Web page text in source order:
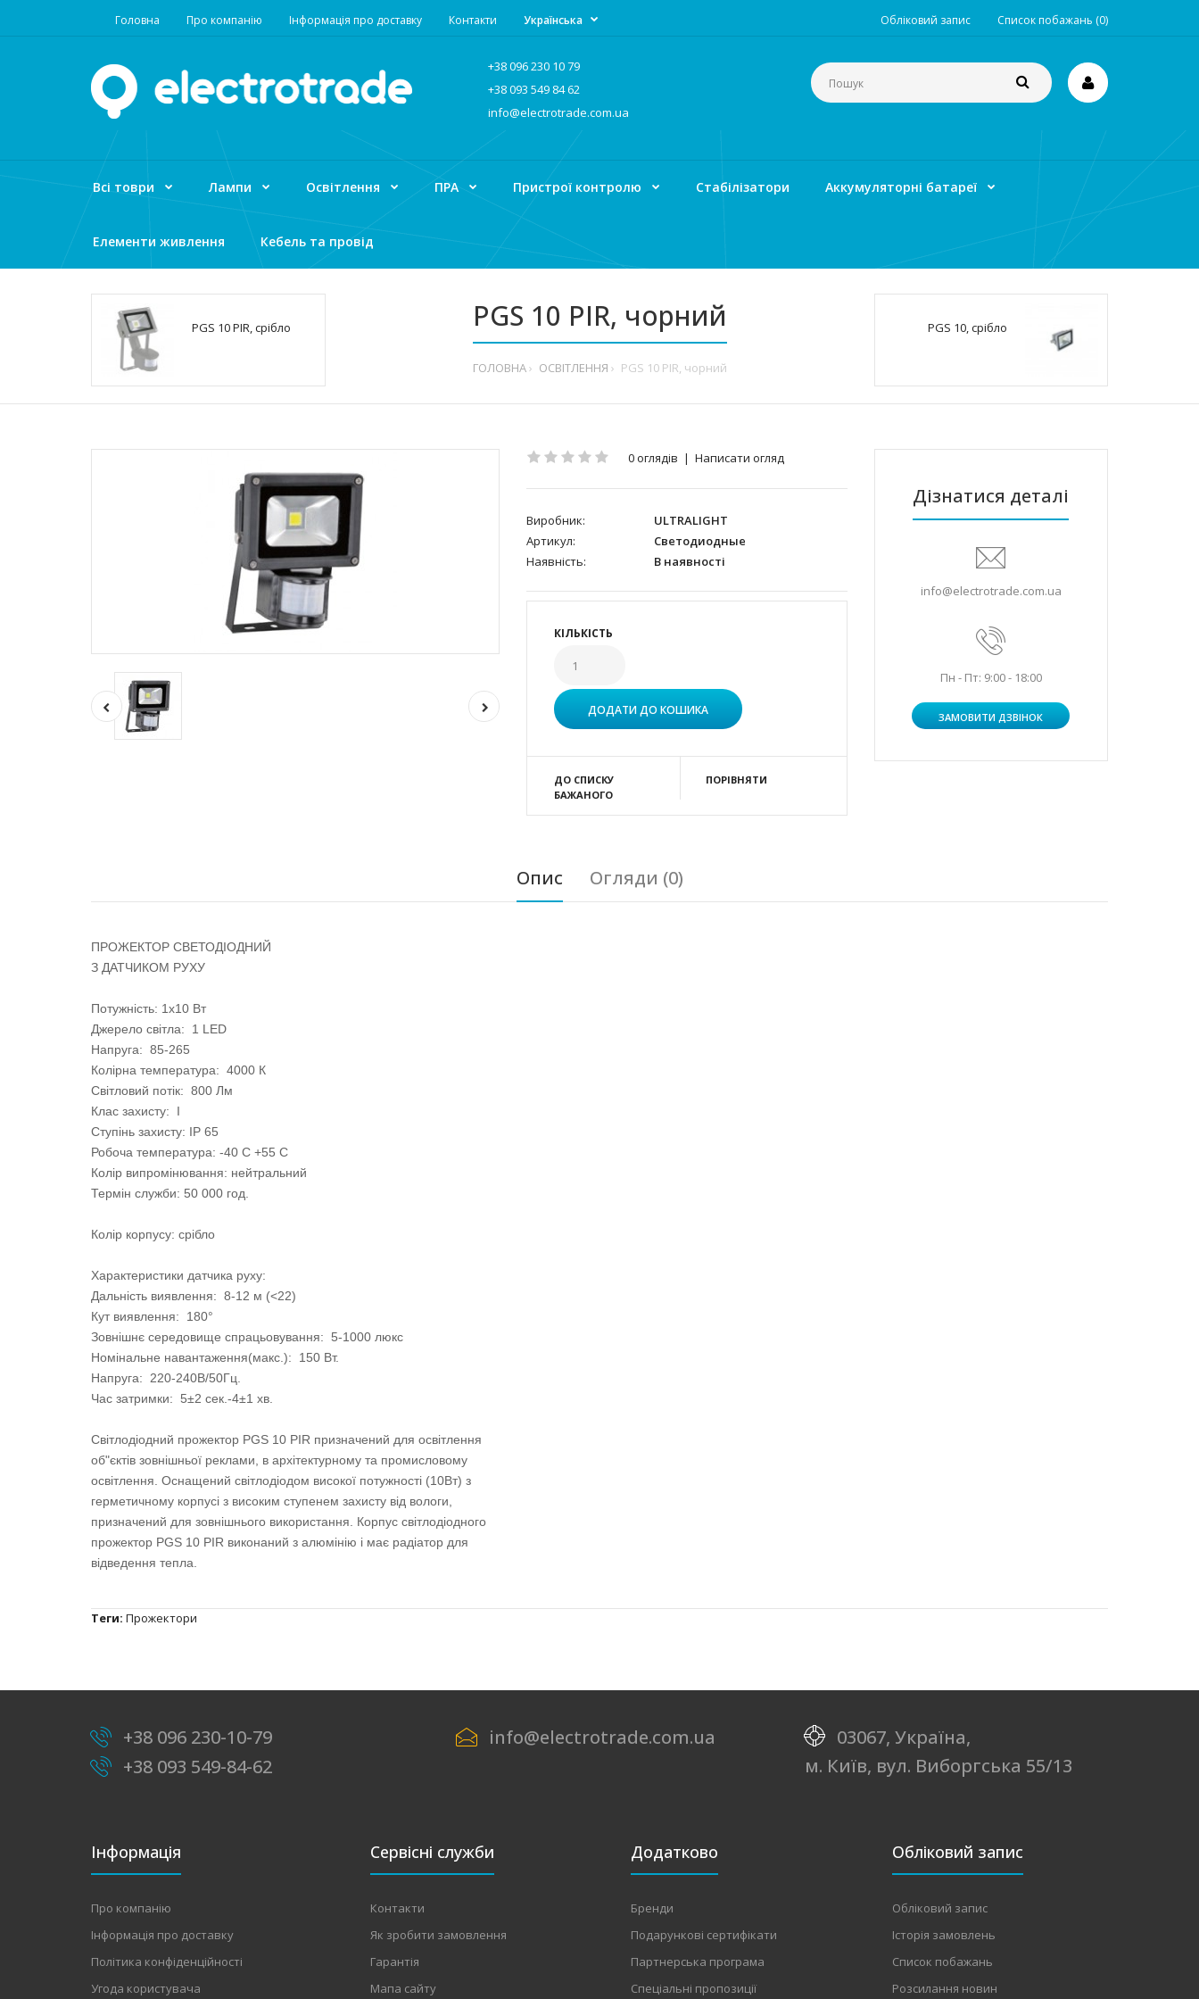
Головна Про компанію Інформація про доставку Контакти Обліковий запис Список побажань (0)
Українська
+38 096 230 10 79
+38 093 549 84 62
info@electrotrade.com.ua
Всі товри Лампи Освітлення ПРА Пристрої контролю Стабілізатори Аккумуляторні батареї
Елементи живлення Кебель та провід
PGS 10 PIR, срібло PGS 10 PIR, чорний
ГОЛОВНА ОСВІТЛЕННЯ PGS 10 PIR, чорний
PGS 10, срібло
0 оглядів | Написати огляд
Виробник:
ULTRALIGHT
Артикул:
Светодиодные
Наявність:
В наявності
КІЛЬКІСТЬ
ДО СПИСКУ
БАЖАНОГО
ПОРІВНЯТИ
Дізнатися деталі
info@electrotrade.com.ua
Пн - Пт: 9:00 - 18:00
ЗАМОВИТИ ДЗВІНОК
Опис Огляди (0)
ПРОЖЕКТОР СВЕТОДІОДНИЙ
З ДАТЧИКОМ РУХУ
Потужність: 1х10 Вт
Джерело світла: 1 LED
Напруга: 85-265
Колірна температура: 4000 К
Світловий потік: 800 Лм
Клас захисту: I
Ступінь захисту: IP 65
Робоча температура: -40 С +55 С
Колір випромінювання: нейтральний
Термін служби: 50 000 год.
Колір корпусу: срібло
Характеристики датчика руху:
Дальність виявлення: 8-12 м (<22)
Кут виявлення: 180°
Зовнішнє середовище спрацьовування: 5-1000 люкс
Номінальне навантаження(макс.): 150 Вт.
Напруга: 220-240В/50Гц.
Час затримки: 5±2 сек.-4±1 хв.
Світлодіодний прожектор PGS 10 PIR призначений для освітлення
об"єктів зовнішньої реклами, в архітектурному та промисловому
освітлення. Оснащений світлодіодом високої потужності (10Вт) з
герметичному корпусі з високим ступенем захисту від вологи,
призначений для зовнішнього використання. Корпус світлодіодного
прожектор PGS 10 PIR виконаний з алюмінію і має радіатор для
відведення тепла.
Теги: Прожектори
+38 096 230-10-79
+38 093 549-84-62
info@electrotrade.com.ua
03067, Україна,
м. Київ, вул. Виборгська 55/13
Інформація
Про компанію
Інформація про доставку
Політика конфіденційності
Угода користувача
Сервісні служби
Контакти
Як зробити замовлення
Гарантія
Мапа сайту
Додатково
Бренди
Подарункові сертифікати
Партнерська програма
Спеціальні пропозиції
Обліковий запис
Обліковий запис
Історія замовлень
Список побажань
Розсилання новин